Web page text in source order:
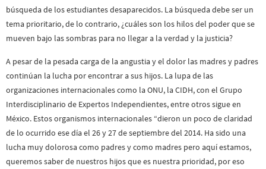
búsqueda de los estudiantes desaparecidos. La búsqueda debe ser un
tema prioritario, de lo contrario, ¿cuáles son los hilos del poder que se
mueven bajo las sombras para no llegar a la verdad y la justicia?
A pesar de la pesada carga de la angustia y el dolor las madres y padres
continúan la lucha por encontrar a sus hijos. La lupa de las
organizaciones internacionales como la ONU, la CIDH, con el Grupo
Interdisciplinario de Expertos Independientes, entre otros sigue en
México. Estos organismos internacionales “dieron un poco de claridad
de lo ocurrido ese día el 26 y 27 de septiembre del 2014. Ha sido una
lucha muy dolorosa como padres y como madres pero aquí estamos,
queremos saber de nuestros hijos que es nuestra prioridad, por eso